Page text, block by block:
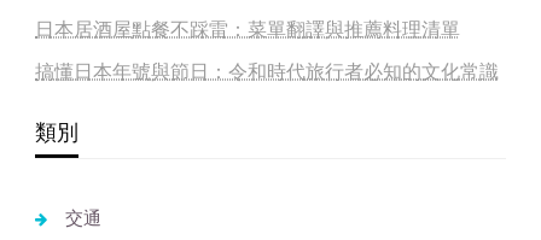
日本居酒屋點餐不踩雷：菜單翻譯與推薦料理清單
搞懂日本年號與節日：令和時代旅行者必知的文化常識
類別
交通